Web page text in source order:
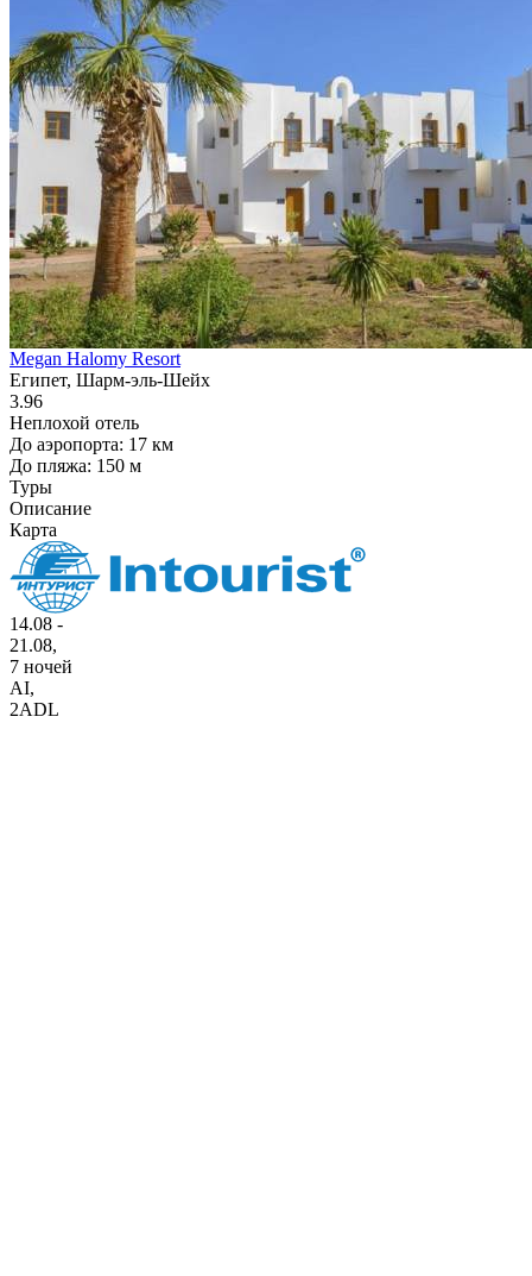
Megan Halomy Resort
Египет, Шарм-эль-Шейх
3.96
Неплохой отель
До аэропорта: 17 км
До пляжа: 150 м
Туры
Описание
Карта
14.08 -
21.08,
7 ночей
AI,
2ADL